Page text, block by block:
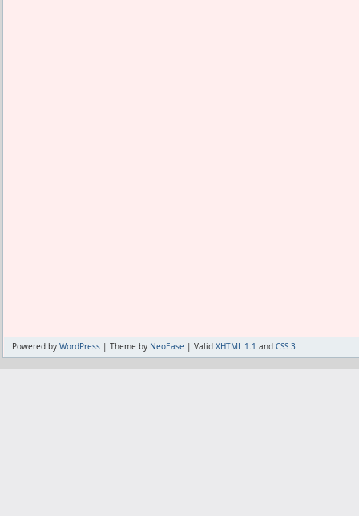
Powered by WordPress | Theme by NeoEase | Valid XHTML 1.1 and CSS 3